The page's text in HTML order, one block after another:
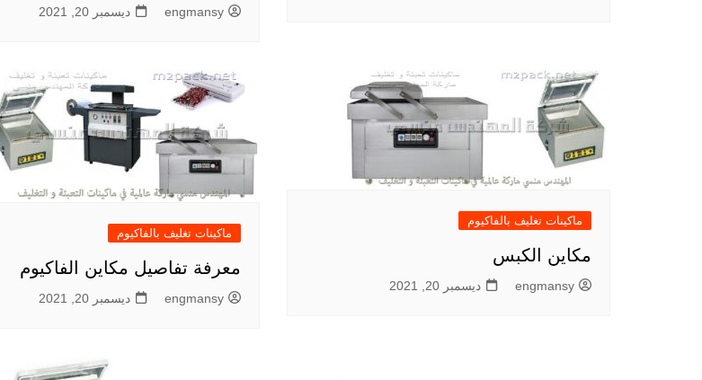
engmansy ديسمبر 20, 2021
ماكينات تغليف بالفاكيوم
مكاين الكبس
engmansy ديسمبر 20, 2021
ماكينات تغليف بالفاكيوم
معرفة تفاصيل مكاين الفاكيوم
engmansy ديسمبر 20, 2021